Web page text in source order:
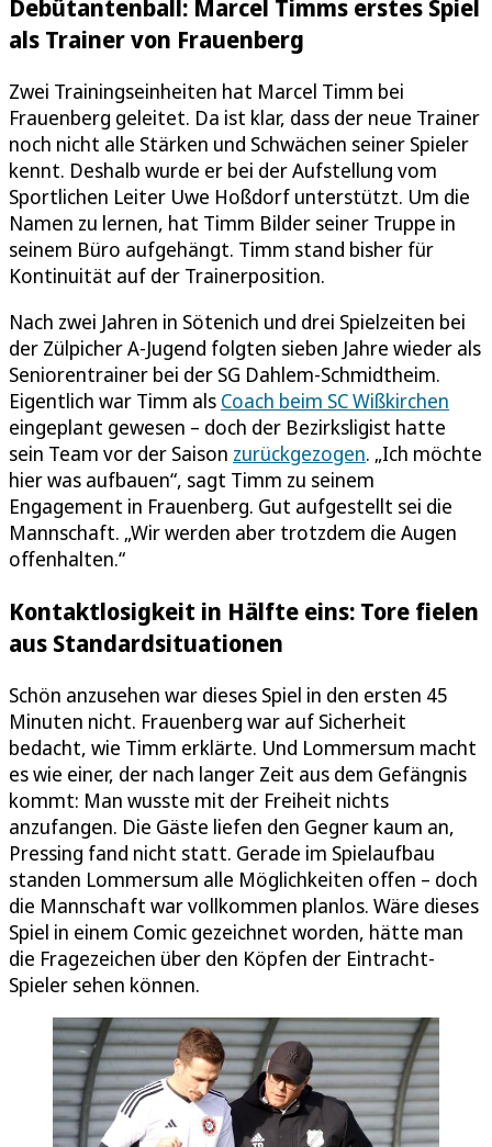
Debütantenball: Marcel Timms erstes Spiel
als Trainer von Frauenberg
Zwei Trainingseinheiten hat Marcel Timm bei
Frauenberg geleitet. Da ist klar, dass der neue Trainer
noch nicht alle Stärken und Schwächen seiner Spieler
kennt. Deshalb wurde er bei der Aufstellung vom
Sportlichen Leiter Uwe Hoßdorf unterstützt. Um die
Namen zu lernen, hat Timm Bilder seiner Truppe in
seinem Büro aufgehängt. Timm stand bisher für
Kontinuität auf der Trainerposition.
Nach zwei Jahren in Sötenich und drei Spielzeiten bei
der Zülpicher A-Jugend folgten sieben Jahre wieder als
Seniorentrainer bei der SG Dahlem-Schmidtheim.
Eigentlich war Timm als Coach beim SC Wißkirchen
eingeplant gewesen – doch der Bezirksligist hatte
sein Team vor der Saison zurückgezogen. „Ich möchte
hier was aufbauen“, sagt Timm zu seinem
Engagement in Frauenberg. Gut aufgestellt sei die
Mannschaft. „Wir werden aber trotzdem die Augen
offenhalten.“
Kontaktlosigkeit in Hälfte eins: Tore fielen
aus Standardsituationen
Schön anzusehen war dieses Spiel in den ersten 45
Minuten nicht. Frauenberg war auf Sicherheit
bedacht, wie Timm erklärte. Und Lommersum macht
es wie einer, der nach langer Zeit aus dem Gefängnis
kommt: Man wusste mit der Freiheit nichts
anzufangen. Die Gäste liefen den Gegner kaum an,
Pressing fand nicht statt. Gerade im Spielaufbau
standen Lommersum alle Möglichkeiten offen – doch
die Mannschaft war vollkommen planlos. Wäre dieses
Spiel in einem Comic gezeichnet worden, hätte man
die Fragezeichen über den Köpfen der Eintracht-
Spieler sehen können.